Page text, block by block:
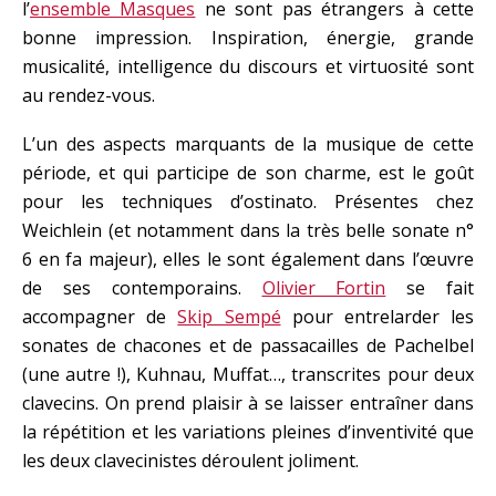
l’ensemble Masques ne sont pas étrangers à cette
bonne impression. Inspiration, énergie, grande
musicalité, intelligence du discours et virtuosité sont
au rendez-vous.
L’un des aspects marquants de la musique de cette
période, et qui participe de son charme, est le goût
pour les techniques d’ostinato. Présentes chez
Weichlein (et notamment dans la très belle sonate n°
6 en fa majeur), elles le sont également dans l’œuvre
de ses contemporains. Olivier Fortin se fait
accompagner deSkip Sempé pour entrelarder les
sonates de chacones et de passacailles de Pachelbel
(une autre !), Kuhnau, Muffat…, transcrites pour deux
clavecins. On prend plaisir à se laisser entraîner dans
la répétition et les variations pleines d’inventivité que
les deux clavecinistes déroulent joliment.